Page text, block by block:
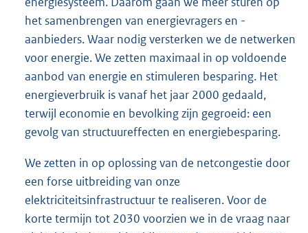
het samenbrengen van energievragers en -
aanbieders. Waar nodig versterken we de netwerken
voor energie. We zetten maximaal in op voldoende
aanbod van energie en stimuleren besparing. Het
energieverbruik is vanaf het jaar 2000 gedaald,
terwijl economie en bevolking zijn gegroeid: een
gevolg van structuureffecten en energiebesparing.
We zetten in op oplossing van de netcongestie door
een forse uitbreiding van onze
elektriciteitsinfrastructuur te realiseren. Voor de
korte termijn tot 2030 voorzien we in de vraag naar